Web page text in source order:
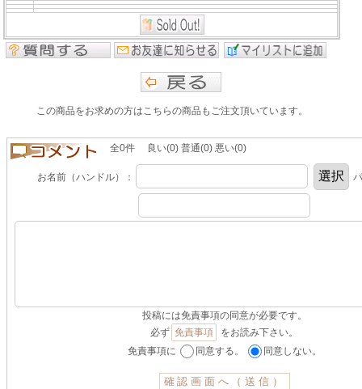
この商品をお求めの方はこちらの商品もご注文頂いています。
全0件 良い(0) 普通(0) 悪い(0)
お名前（ハンドル）：
投稿には免責事項の同意が必要です。
必ず 免責事項
をお読み下さい。
免責事項に
同意する。 同意しない。